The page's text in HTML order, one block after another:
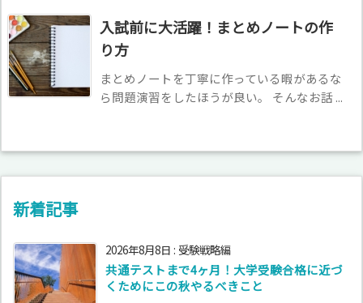
入試前に大活躍！まとめノートの作
り方
まとめノートを丁寧に作っている暇があるな
ら問題演習をしたほうが良い。 そんなお話 ...
新着記事
2026年8月8日 : 受験戦略編
共通テストまで4ヶ月！大学受験合格に近づ
くためにこの秋やるべきこと